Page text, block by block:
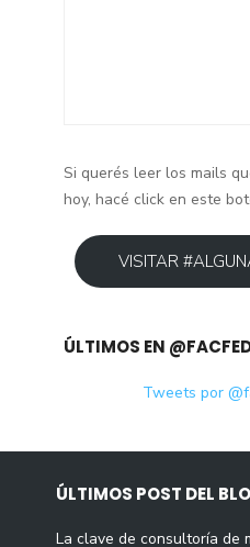
Si querés leer los mails
hoy, hacé click en este
VISITAR
ÚLTIMOS EN
Tweets por
ÚLTIMOS POST DEL
La clave de consultoría de